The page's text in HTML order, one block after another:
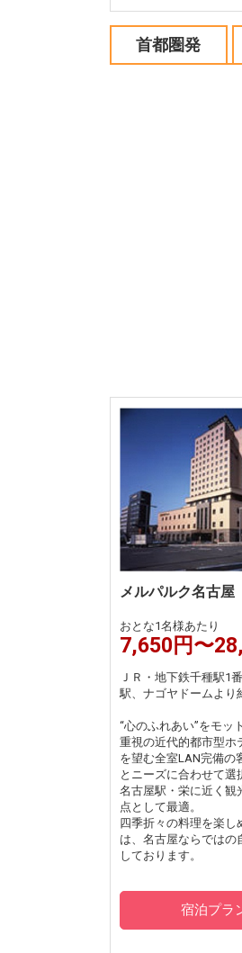
首都圏発
メルパルク名古屋
おとな1名様あたり
7,650円〜
ＪＲ・地下鉄千種駅1
駅、ナゴヤドームより
“心のふれあい”をモッ
重視の近代的都市型ホ
を望む全室LAN完備の
とニーズに合わせて選
名古屋駅・栄に近く観
点として最適。
四季折々の料理を楽し
は、名古屋ならではの
しております。
宿泊プラ